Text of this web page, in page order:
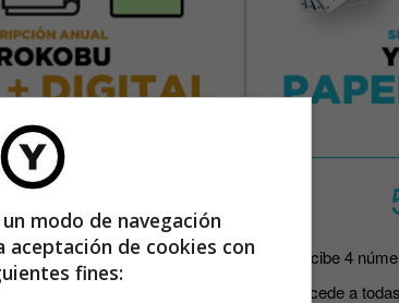
año
la revista Yorokobu.
en formato digital.
Recibe 4
Accede a
modo de navegación
de cookies con
fines: